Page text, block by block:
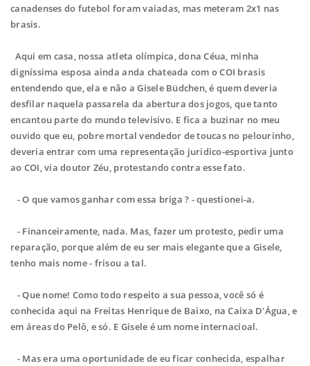
canadenses do futebol foram vaiadas, mas meteram 2x1 nas
brasis.
Aqui em casa, nossa atleta olímpica, dona Céua, minha
digníssima esposa ainda anda chateada com o COI brasis
entendendo que, ela e não a Gisele Büdchen, é quem deveria
desfilar naquela passarela da abertura dos jogos, que tanto
encantou parte do mundo televisivo. E fica a buzinar no meu
ouvido que eu, pobre mortal vendedor de toucas no pelourinho,
deveria entrar com uma representação juridico-esportiva junto
ao COI, via doutor Zéu, protestando contra esse fato.
- O que vamos ganhar com essa briga ? - questionei-a.
- Financeiramente, nada. Mas, fazer um protesto, pedir uma
reparação, porque além de eu ser mais elegante que a Gisele,
tenho mais nome - frisou a tal.
- Que nome! Como todo respeito a sua pessoa, você só é
conhecida aqui na Freitas Henrique de Baixo, na Caixa D'Água, e
em áreas do Pelô, e só. E Gisele é um nome internacioal.
- Mas era uma oportunidade de eu ficar conhecida, espalhar